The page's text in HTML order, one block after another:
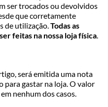
ser trocados ou devolvidos
que corretamente
de utilização.Todas as
feitas na nossa loja física.
será emitida uma nota
para gastar na loja. O valor
nenhum dos casos.